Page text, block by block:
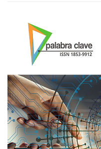
Barra
lateral
artículo